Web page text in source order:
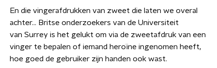
En die vingerafdrukken van zweet die laten we overal
achter... Britse onderzoekers van de Universiteit
van Surrey is het gelukt om via de zweetafdruk van een
vinger te bepalen of iemand heroïne ingenomen heeft,
hoe goed de gebruiker zijn handen ook wast.